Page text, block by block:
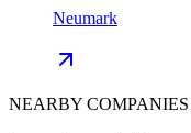
Neumark
NEARBY COMPANIES